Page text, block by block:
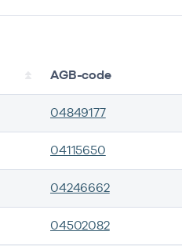
AGB-code
04849177
04115650
04246662
04502082